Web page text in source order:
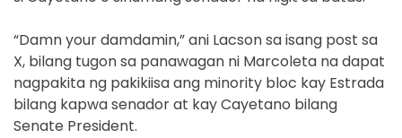
“Damn your damdamin,” ani Lacson sa isang post sa
X, bilang tugon sa panawagan ni Marcoleta na dapat
nagpakita ng pakikiisa ang minority bloc kay Estrada
bilang kapwa senador at kay Cayetano bilang
Senate President.